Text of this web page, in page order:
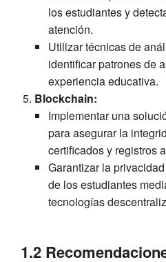
los estudiantes y
atención.
Utilizar técnicas de
identificar patrones de
experiencia educativa.
Blockchain:
Implementar una
para asegurar la
certificados y registros
Garantizar la
de los estudiantes
tecnologías
1.2